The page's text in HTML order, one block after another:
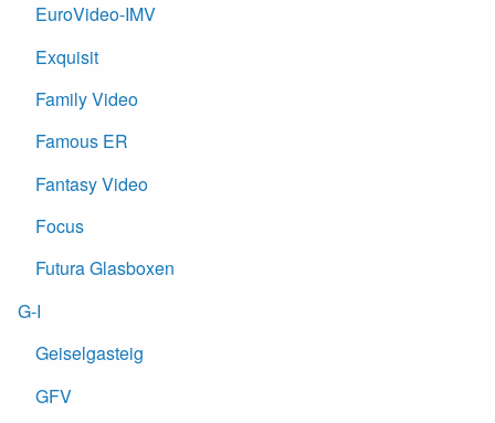
EuroVideo-IMV
Exquisit
Family Video
Famous ER
Fantasy Video
Focus
Futura Glasboxen
G-I
Geiselgasteig
GFV